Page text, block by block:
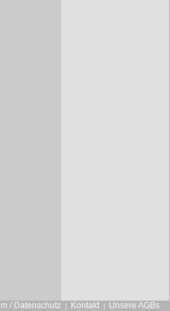
/ Datenschutz Kontakt Unsere AGBs